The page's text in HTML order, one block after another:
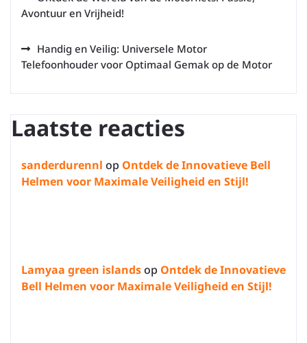
Avontuur en Vrijheid!
Handig en Veilig: Universele Motor
Telefoonhouder voor Optimaal Gemak op de Motor
Laatste reacties
sanderdurennl op Ontdek de Innovatieve Bell
Helmen voor Maximale Veiligheid en Stijl!
Lamyaa green islandsop Ontdek de Innovatieve
Bell Helmen voor Maximale Veiligheid en Stijl!